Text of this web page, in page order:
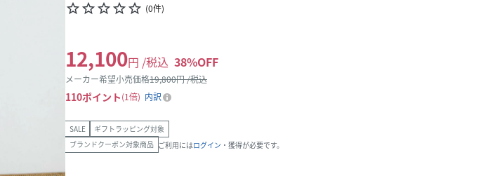
star_borderstar_borderstar_borderstar_borderstar_border (0件)
12,100円 /税込 38%OFF
メーカー希望小売価格19,800円 /税込
110ポイント 1倍 内訳
SALE
ギフトラッピング対象
ブランドクーポン対象商品 ご利用にはログイン ・獲得が必要です。